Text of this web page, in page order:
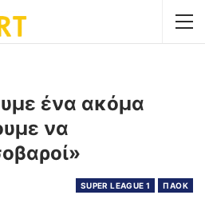
ένα ακόμα
να
SUPER LEAGUE 1 ΠΑΟΚ